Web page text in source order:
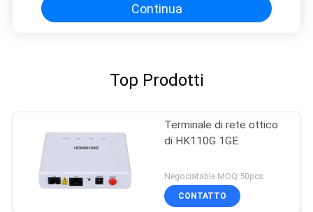
Continua
Top Prodotti
Terminale di rete ottico
di HK110G 1GE
Negociatable MOQ:50pcs
CONTATTO